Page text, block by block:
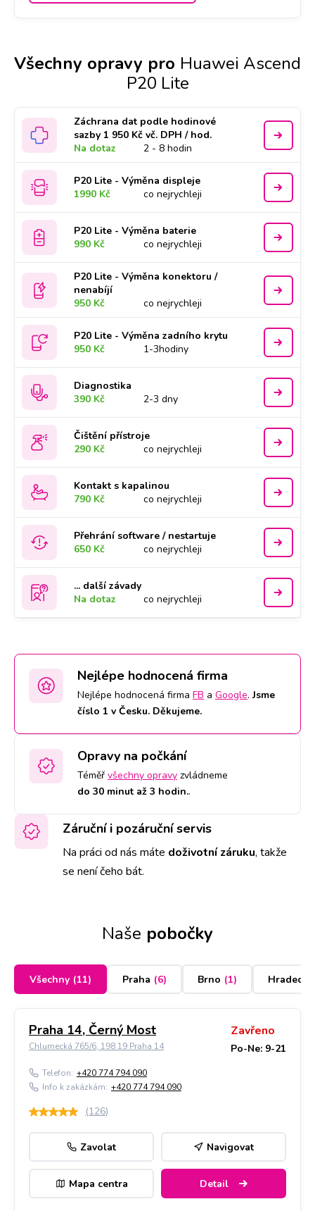
Všechny opravy pro Huawei Ascend
P20 Lite
Záchrana dat podle hodinové
sazby 1 950 Kč vč. DPH / hod.
Na dotaz
2 - 8 hodin
P20 Lite - Výměna displeje
1990 Kč
co nejrychleji
P20 Lite - Výměna baterie
990 Kč
co nejrychleji
P20 Lite - Výměna konektoru /
nenabíjí
950 Kč
co nejrychleji
P20 Lite - Výměna zadního krytu
950 Kč
1-3hodiny
Diagnostika
390 Kč
2-3 dny
Čištění přístroje
290 Kč
co nejrychleji
Kontakt s kapalinou
790 Kč
co nejrychleji
Přehrání software / nestartuje
650 Kč
co nejrychleji
... další závady
Na dotaz
co nejrychleji
Nejlépe hodnocená firma
Nejlépe hodnocená firma FB a Google.Jsme
číslo 1 v Česku. Děkujeme.
Opravy na počkání
Téměř všechny opravy zvládneme
do 30 minut až 3 hodin..
Záruční i pozáruční servis
Na práci od nás máte doživotní záruku, takže
se není čeho bát.
Naše pobočky
Všechny (11) Praha (6) Brno (1) Hradec
Praha 14, Černý Most
Chlumecká 765/6, 198 19 Praha 14
Zavřeno
Po-Ne: 9-21
Telefon: +420 774 794 090
Info k zakázkám: +420 774 794 090
(126)
Zavolat Navigovat
Mapa centra Detail